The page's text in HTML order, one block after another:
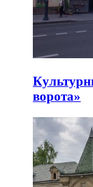
ворота»